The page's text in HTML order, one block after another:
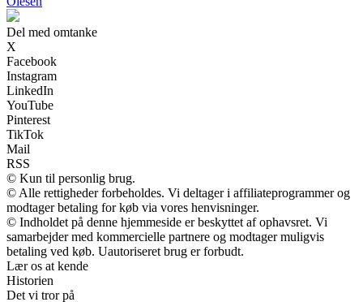
Del med omtanke
X
Facebook
Instagram
LinkedIn
YouTube
Pinterest
TikTok
Mail
RSS
© Kun til personlig brug.
© Alle rettigheder forbeholdes. Vi deltager i affiliateprogrammer og
modtager betaling for køb via vores henvisninger.
© Indholdet på denne hjemmeside er beskyttet af ophavsret. Vi
samarbejder med kommercielle partnere og modtager muligvis
betaling ved køb. Uautoriseret brug er forbudt.
Lær os at kende
Historien
Det vi tror på